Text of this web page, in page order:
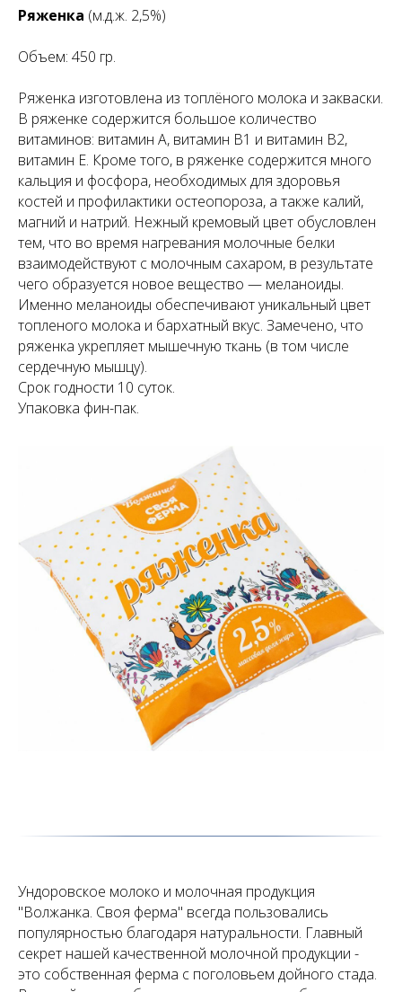
Ряженка (м.д.ж. 2,5%)
Объем: 450 гр.
Ряженка изготовлена из топлёного молока и закваски.
В ряженке содержится большое количество
витаминов: витамин А, витамин В1 и витамин В2,
витамин Е. Кроме того, в ряженке содержится много
кальция и фосфора, необходимых для здоровья
костей и профилактики остеопороза, а также калий,
магний и натрий. Нежный кремовый цвет обусловлен
тем, что во время нагревания молочные белки
взаимодействуют с молочным сахаром, в результате
чего образуется новое вещество — меланоиды.
Именно меланоиды обеспечивают уникальный цвет
топленого молока и бархатный вкус. Замечено, что
ряженка укрепляет мышечную ткань (в том числе
сердечную мышцу).
Срок годности 10 суток.
Упаковка фин-пак.
Ундоровское молоко и молочная продукция
"Волжанка. Своя ферма" всегда пользовались
популярностью благодаря натуральности. Главный
секрет нашей качественной молочной продукции -
это собственная ферма с поголовьем дойного стада.